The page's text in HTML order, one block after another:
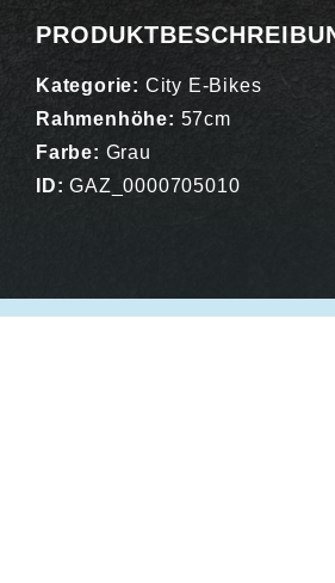
Kategorie: City E-Bikes
Rahmenhöhe: 57cm
Farbe: Grau
ID: GAZ_0000705010